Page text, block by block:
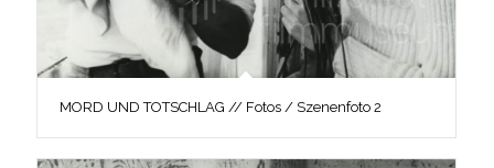
MORD UND TOTSCHLAG // Fotos / Szenenfoto 2